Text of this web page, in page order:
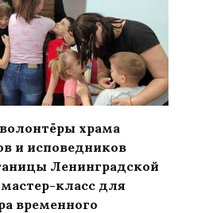
храма
и исповедников
Ленинградской
класс для
временного